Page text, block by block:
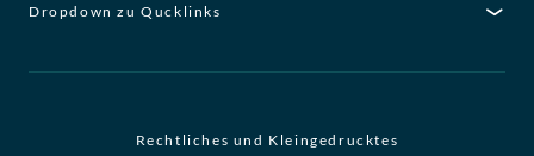
Dropdown zu Qucklinks
Rechtliches und Kleingedrucktes